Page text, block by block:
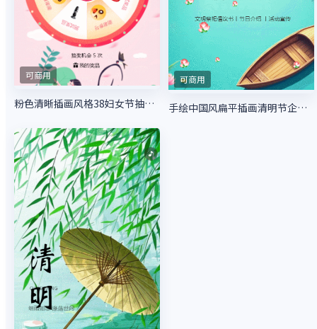
可商用
粉色清晰插画风格38妇女节抽奖活动
可商用
手绘中国风扁平插画清明节企业宣传